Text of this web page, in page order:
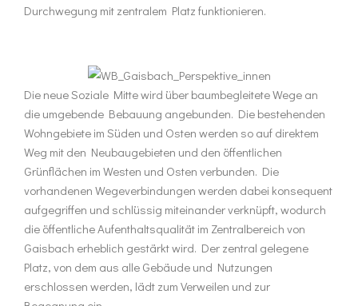
Durchwegung mit zentralem Platz funktionieren.
Die neue Soziale Mitte wird über baumbegleitete Wege an
die umgebende Bebauung angebunden. Die bestehenden
Wohngebiete im Süden und Osten werden so auf direktem
Weg mit den Neubaugebieten und den öffentlichen
Grünflächen im Westen und Osten verbunden. Die
vorhandenen Wegeverbindungen werden dabei konsequent
aufgegriffen und schlüssig miteinander verknüpft, wodurch
die öffentliche Aufenthaltsqualität im Zentralbereich von
Gaisbach erheblich gestärkt wird. Der zentral gelegene
Platz, von dem aus alle Gebäude und Nutzungen
erschlossen werden, lädt zum Verweilen und zur